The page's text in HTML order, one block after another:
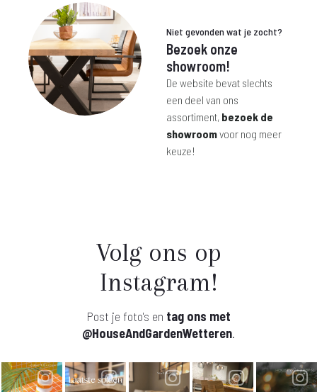
Niet gevonden wat je zocht?
Bezoek onze
showroom!
De website bevat slechts
een deel van ons
assortiment, bezoek de
showroomvoor nog meer
keuze!
Volg ons op
Instagram!
Post je foto's en tag ons met
@HouseAndGardenWetteren.